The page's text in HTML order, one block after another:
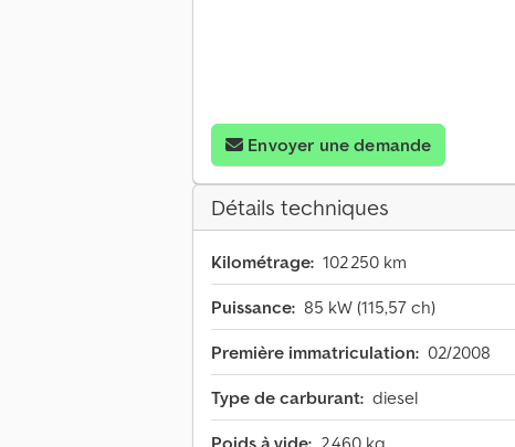
Envoyer une demande
Détails techniques
Kilométrage: 102 250 km
Puissance: 85 kW (115,57 ch)
Première immatriculation: 02/2008
Type de carburant: diesel